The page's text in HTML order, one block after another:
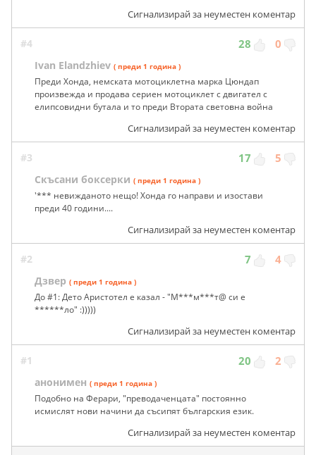
Сигнализирай за неуместен коментар
#4 28 0
Ivan Elandzhiev ( преди 1 година )
Преди Хонда, немската мотоциклетна марка Цюндап
произвежда и продава сериен мотоциклет с двигател с
елипсовидни бутала и то преди Втората световна война
Сигнализирай за неуместен коментар
#3 17 5
Скъсани боксерки ( преди 1 година )
'*** невижданото нещо! Хонда го направи и изостави
преди 40 години....
Сигнализирай за неуместен коментар
#2 7 4
Дзвер ( преди 1 година )
До #1: Дето Аристотел е казал - "M***м***т@ си е
******лo" :)))))
Сигнализирай за неуместен коментар
#1 20 2
анонимен ( преди 1 година )
Подобно на Ферари, "преводаченцата" постоянно
исмислят нови начини да съсипят българския език.
Сигнализирай за неуместен коментар